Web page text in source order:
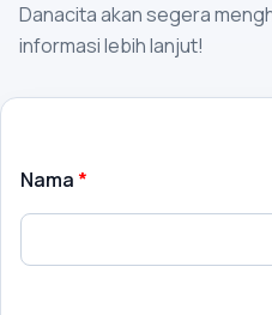
Danacita akan segera
informasi lebih lanjut!
Nama